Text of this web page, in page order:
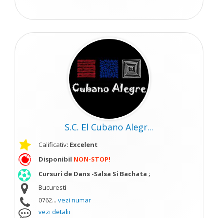
S.C. El Cubano Alegr...
Calificativ: Excelent
Disponibil NON-STOP!
Cursuri de Dans -Salsa Si Bachata ;
Bucuresti
0762... vezi numar
vezi detalii